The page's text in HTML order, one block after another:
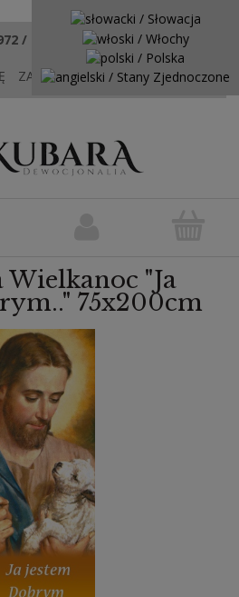
/ sklep@kubaradewocjonalia.pl
ZALOGUJ SIĘ KONTAKT
Wielkanoc "Ja
75x200cm